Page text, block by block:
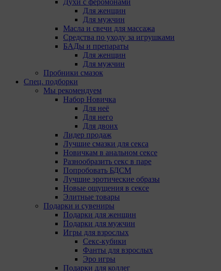
Духи с феромонами
Для женщин
Для мужчин
Масла и свечи для массажа
Средства по уходу за игрушками
БАДы и препараты
Для женщин
Для мужчин
Пробники смазок
Спец. подборки
Мы рекомендуем
Набор Новичка
Для неё
Для него
Для двоих
Лидер продаж
Лучшие смазки для секса
Новичкам в анальном сексе
Разнообразить секс в паре
Попробовать БДСМ
Лучшие эротические образы
Новые ощущения в сексе
Элитные товары
Подарки и сувениры
Подарки для женщин
Подарки для мужчин
Игры для взрослых
Секс-кубики
Фанты для взрослых
Эро игры
Подарки для коллег
Сохранить мои изменения
Сохранить по умолчанию